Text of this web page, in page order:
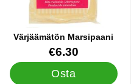
Värjäämätön Marsipaani
Tuote.nro 12150
€6.30
Osta